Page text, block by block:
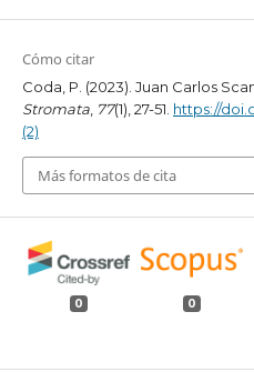
Cómo citar
Coda, P. (2023). Juan Carlos
Stromata, 77(1), 27-51. https://
(2)
Más formatos de cita
0 0